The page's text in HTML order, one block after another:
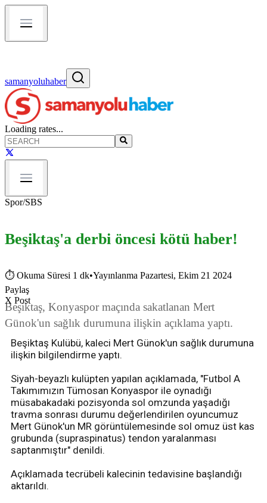
samanyoluhaber
Loading rates...
Spor/SBS
Beşiktaş'a derbi öncesi kötü haber!
⏱ Okuma Süresi 1 dk•Yayınlanma Pazartesi, Ekim 21 2024
Paylaş
X Post
Beşiktaş, Konyaspor maçında sakatlanan Mert
Günok'un sağlık durumuna ilişkin açıklama yaptı.
Beşiktaş Kulübü, kaleci Mert Günok'un sağlık durumuna
ilişkin bilgilendirme yaptı.
Siyah-beyazlı kulüpten yapılan açıklamada, "Futbol A
Takımımızın Tümosan Konyaspor ile oynadığı
müsabakadaki pozisyonda sol omzunda yaşadığı
travma sonrası durumu değerlendirilen oyuncumuz
Mert Günok'un MR görüntülemesinde sol omuz üst kas
grubunda (supraspinatus) tendon yaralanması
saptanmıştır" denildi.
Açıklamada tecrübeli kalecinin tedavisine başlandığı
aktarıldı.